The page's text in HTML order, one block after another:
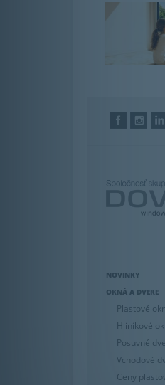
NOVINKY
OKNÁ A DVERE
Plastové
Hliníkové
Posuvné
Vchodové
Ceny